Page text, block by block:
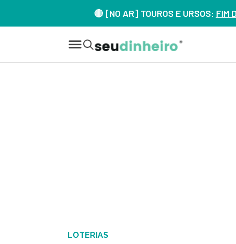
🔴 [NO AR] TOUROS E URSOS: FIM
LOTERIAS